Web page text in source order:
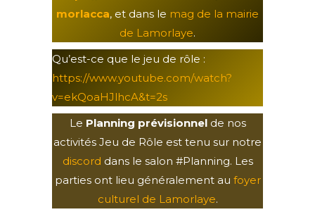
morlacca, et dans le mag de la mairie
de Lamorlaye.
Qu’est-ce que le jeu de rôle :
https://www.youtube.com/watch?
v=ekQoaHJlhcA&t=2s
Le Planning prévisionnelde nos
activités Jeu de Rôle est tenu sur notre
discord dans le salon #Planning. Les
parties ont lieu généralement au foyer
culturel de Lamorlaye.